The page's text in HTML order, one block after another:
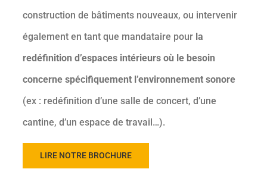
construction de bâtiments nouveaux, ou intervenir
également en tant que mandataire pour la
redéfinition d’espaces intérieurs où le besoin
concerne spécifiquement l’environnement sonore
(ex : redéfinition d’une salle de concert, d’une
cantine, d’un espace de travail…).
LIRE NOTRE BROCHURE